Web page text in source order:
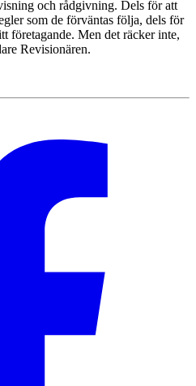
och rådgivning. Dels för att
som de förväntas följa, dels för
företagande. Men det räcker inte,
Revisionären.